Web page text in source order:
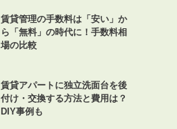
賃貸管理の手数料は「安い」か
ら「無料」の時代に！手数料相
場の比較
賃貸アパートに独立洗面台を後
付け・交換する方法と費用は？
DIY事例も